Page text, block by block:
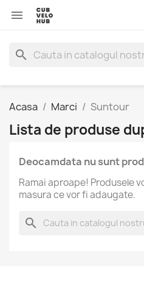

search
Acasa Marci Suntour
Lista de produse
Deocamdata nu sunt
Ramai aproape! Produsele
masura ce vor fi adaugate.
search